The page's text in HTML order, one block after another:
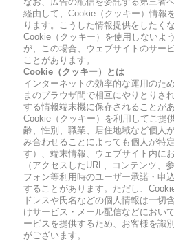
経由して、Cookie（クッキー）情報
ります。こうした情報提供をしたく
Cookie（クッキー）を使用しないよ
が、この場合、ウェブサイトのサー
ことがあります。
Cookie（クッキー）とは
インターネットの効率的な運用のた
まのブラウザ間で相互にやりとりさ
する情報端末機に保存されることがあ
Cookie（クッキー）を利用してご提
齢、性別、職業、居住地域など個人
み合わせることによっても個人が特
す）、端末情報、ウェブサイト内に
（アクセスしたURL、コンテンツ、
フォン等利用時のユーザー承諾・申
することがあります。ただし、
ドレスや氏名などの個人情報は一切
けサービス・メール配信などにおい
ービスを提供するため、お客様を識
がございます。